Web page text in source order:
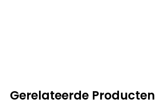
Gerelateerde Producten